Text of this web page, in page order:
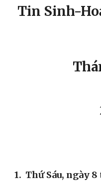
Tin Sinh-
1. Thứ Sáu, ngày 8